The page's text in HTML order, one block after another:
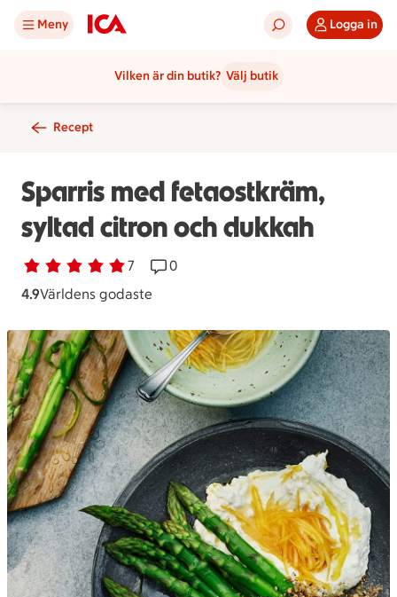
Meny Logga in
Vilken är din butik? Välj butik
Recept
Sparris med fetaostkräm,
syltad citron och dukkah
Betyg 4.9 av 5. 7
7 personer har röstatReceptet har 0 kommentarer
0
4.9Världens godaste